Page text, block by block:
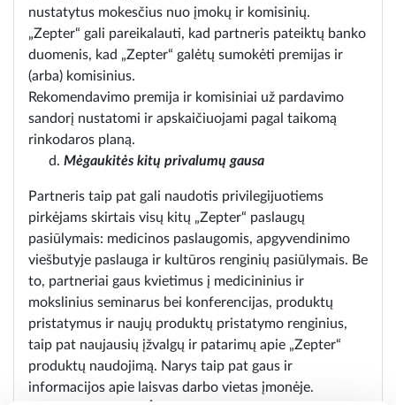
nustatytus mokesčius nuo įmokų ir komisinių.
„Zepter“ gali pareikalauti, kad partneris pateiktų banko
duomenis, kad „Zepter“ galėtų sumokėti premijas ir
(arba) komisinius.
Rekomendavimo premija ir komisiniai už pardavimo
sandorį nustatomi ir apskaičiuojami pagal taikomą
rinkodaros planą.
Mėgaukitės kitų privalumų gausa
Partneris taip pat gali naudotis privilegijuotiems
pirkėjams skirtais visų kitų „Zepter“ paslaugų
pasiūlymais: medicinos paslaugomis, apgyvendinimo
viešbutyje paslauga ir kultūros renginių pasiūlymais. Be
to, partneriai gaus kvietimus į medicininius ir
mokslinius seminarus bei konferencijas, produktų
pristatymus ir naujų produktų pristatymo renginius,
taip pat naujausių įžvalgų ir patarimų apie „Zepter“
produktų naudojimą. Narys taip pat gaus ir
informacijos apie laisvas darbo vietas įmonėje.